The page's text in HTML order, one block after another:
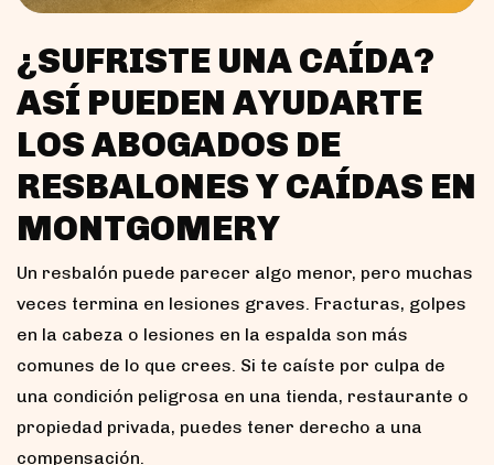
¿SUFRISTE UNA CAÍDA?
ASÍ PUEDEN AYUDARTE
LOS ABOGADOS DE
RESBALONES Y CAÍDAS EN
MONTGOMERY
Un resbalón puede parecer algo menor, pero muchas
veces termina en lesiones graves. Fracturas, golpes
en la cabeza o lesiones en la espalda son más
comunes de lo que crees. Si te caíste por culpa de
una condición peligrosa en una tienda, restaurante o
propiedad privada, puedes tener derecho a una
compensación.